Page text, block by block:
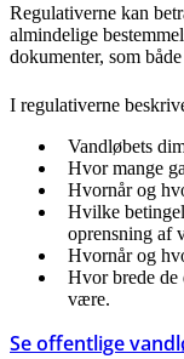
Regulativerne kan
almindelige
dokumenter, som
I regulativerne
Vandløbets
Hvor mange
Hvornår og
Hvilke
oprensning af
Hvornår og
Hvor brede
være.
Se offentlige